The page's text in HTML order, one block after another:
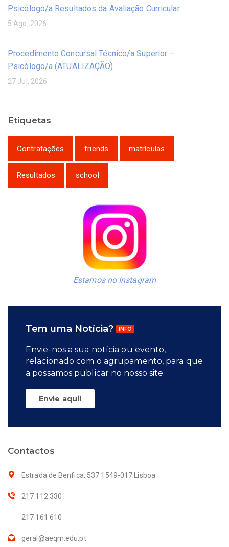
Psicólogo/a Resultados da Avaliação Curricular
5 Ago, 2026
Procedimento Concursal Técnico/a Superior –
Psicólogo/a (ATUALIZAÇÃO)
27 Jul, 2026
Etiquetas
Contratações friends matrículas
Resultados school
Estamos no Instagram
Tem uma Notícia? INFO
Envie-nos a sua notícia ou evento,
relacionado com o agrupamento, para que
a possamos publicar no nosso site.
Envie aqui!
Contactos
Estrada de Benfica, 537 1549-017 Lisboa
217 112 330
217 161 610
geral@aeqm.edu.pt